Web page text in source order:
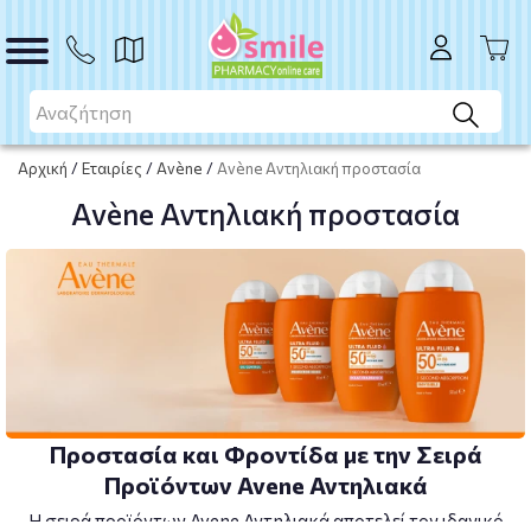
Αρχική /Εταιρίες / Avène / Avène Αντηλιακή προστασία
Avène Αντηλιακή προστασία
Προστασία και Φροντίδα με την Σειρά
Προϊόντων Avene Αντηλιακά
Η σειρά προϊόντων Avene Αντηλιακά αποτελεί τον ιδανικό